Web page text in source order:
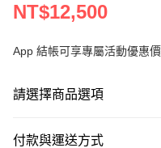
NT$12,500
App 結帳可享專屬活動優惠價
請選擇商品選項
付款與運送方式